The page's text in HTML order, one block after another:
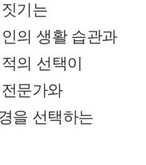
기는
의 생활 습관과
의 선택이
문가와
을 선택하는